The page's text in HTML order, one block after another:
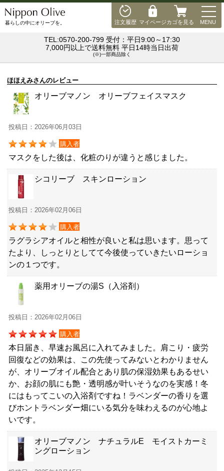
注文履歴 マイページカゴを見る MENU
暮らしの中にオリーブを。
TEL:0570-200-799 受付：平日9:00～17:30
7,000円以上で送料無料 平日14時当日出荷
(※)一部商品除く
ほほえみさんのレビュー
オリーブマノン オリーブフェイスマスク
投稿日：2026年06月03日
購入者
マスクをした後は、化粧のりが違うと感じました。
シコリーブ スキンローション
投稿日：2026年02月06日
購入者
ラグラシアオイルと相性が良いと私は思います。思って
たより、しっとりとしてて今後使っていきたいローショ
ンの１つです。
薬用オリーブの湯S（入浴剤）
投稿日：2026年02月06日
購入者
本日届き、早速お風呂に入れてみました。肩こり・疲労
回復などの効果は、この先使ってみないとわかりません
が、オリーブオイル配合とあり肌の保湿効果もあるせい
か、お顔の肌にも艶・透明感が叶いそうなのを実感！冬
にはもってこいの入浴剤ですね！ラベンダーの香りを選
びホントラベンダー畑にいる気分を味わえるのが心地よ
いです。
オリーブマノン ナチュラルE モイストカーミ
ングローション